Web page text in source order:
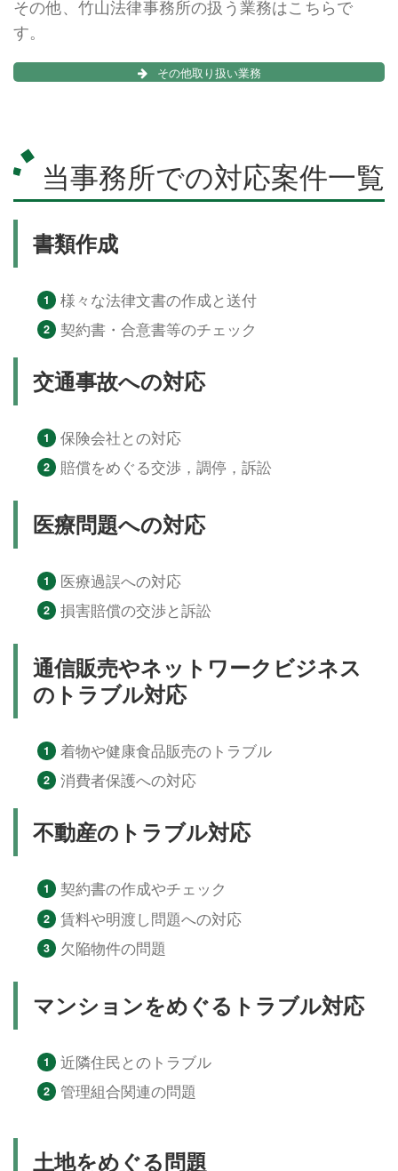
その他、竹山法律事務所の扱う業務はこちらで
す。
その他取り扱い業務
当事務所での対応案件一覧
書類作成
様々な法律文書の作成と送付
契約書・合意書等のチェック
交通事故への対応
保険会社との対応
賠償をめぐる交渉，調停，訴訟
医療問題への対応
医療過誤への対応
損害賠償の交渉と訴訟
通信販売やネットワークビジネス
のトラブル対応
着物や健康食品販売のトラブル
消費者保護への対応
不動産のトラブル対応
契約書の作成やチェック
賃料や明渡し問題への対応
欠陥物件の問題
マンションをめぐるトラブル対応
近隣住民とのトラブル
管理組合関連の問題
土地をめぐる問題